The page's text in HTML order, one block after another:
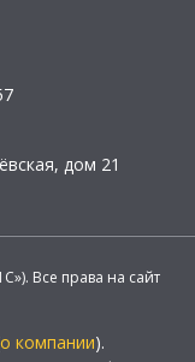
дом 21
Все права на сайт
о компании).